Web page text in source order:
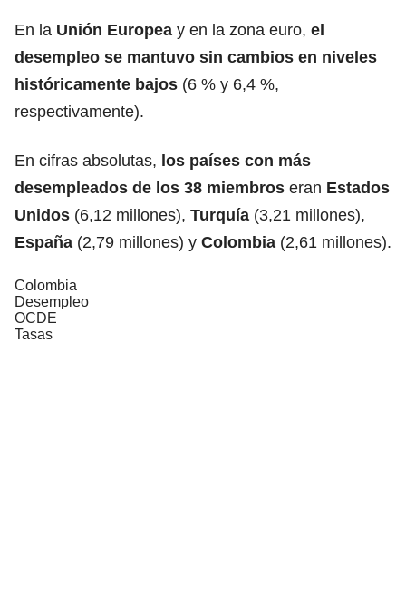
En la Unión Europea y en la zona euro, el
desempleo se mantuvo sin cambios en niveles
históricamente bajos (6 % y 6,4 %,
respectivamente).
En cifras absolutas, los países con más
desempleados de los 38 miembros eran Estados
Unidos (6,12 millones), Turquía (3,21 millones),
España (2,79 millones) y Colombia (2,61 millones).
Colombia
Desempleo
OCDE
Tasas